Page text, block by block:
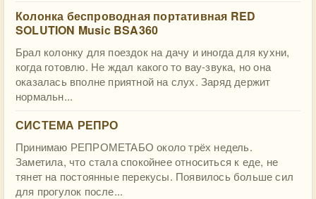
Колонка беспроводная портативная RED
SOLUTION Music BSA360
Брал колонку для поездок на дачу и иногда для кухни,
когда готовлю. Не ждал какого то вау-звука, но она
оказалась вполне приятной на слух. Заряд держит
нормальн...
СИСТЕМА РЕПРО
Принимаю РЕПРОМЕТАБО около трёх недель.
Заметила, что стала спокойнее относиться к еде, не
тянет на постоянные перекусы. Появилось больше сил
для прогулок после...